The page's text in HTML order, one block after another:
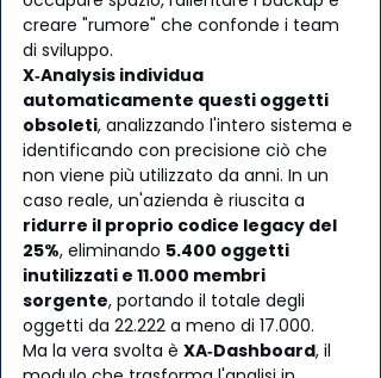
creare "rumore" che confonde i team
di sviluppo.
X‑Analysis individua
automaticamente questi oggetti
obsoleti, analizzando l'intero sistema e
identificando con precisione ciò che
non viene più utilizzato da anni. In un
caso reale, un'azienda è riuscita a
ridurre il proprio codice legacy del
25%, eliminando 5.400 oggetti
inutilizzati e 11.000 membri
sorgente, portando il totale degli
oggetti da 22.222 a meno di 17.000.
Ma la vera svolta è XA‑Dashboard, il